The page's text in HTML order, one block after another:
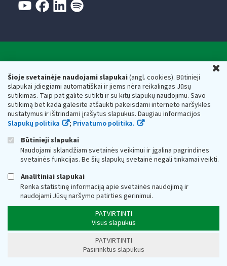
Šioje svetainėje naudojami slapukai(angl. cookies). Būtinieji
slapukai įdiegiami automatiškai ir jiems nėra reikalingas Jūsų
sutikimas. Taip pat galite sutikti ir su kitų slapukų naudojimu. Savo
sutikimą bet kada galėsite atšaukti pakeisdami interneto naršyklės
nustatymus ir ištrindami įrašytus slapukus. Daugiau informacijos
Slapukų politika
; Privatumo politika.
Būtinieji slapukai
Naudojami sklandžiam svetainės veikimui ir įgalina pagrindines
svetainės funkcijas. Be šių slapukų svetainė negali tinkamai veikti.
Analitiniai slapukai
Renka statistinę informaciją apie svetainės naudojimą ir
naudojami Jūsų naršymo patirties gerinimui.
PATVIRTINTI
Visus slapukus
PATVIRTINTI
Pasirinktus slapukus
Valstybinė mokesčių inspekcija prie Lietuvos
Respublikos finansų ministerijos
Biudžetinė įstaiga. Juridinio asmens kodas — 188659752,
adresas: Vasario 16-osios g. 14, 01107 Vilnius, Lietuva, el.paštas:
vmi@vmi.lt , E. pristatymo dėžutės adresas 188659752
Duomenys apie Valstybinę mokesčių inspekciją prie Lietuvos
Respublikos finansų ministerijos kaupiami ir saugomi Juridinių